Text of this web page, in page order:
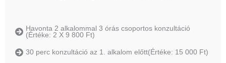
Havonta 2 alkalommal 3 órás csoportos konzultáció
(Értéke: 2 X 9 800 Ft)
30 perc konzultáció az 1. alkalom előtt(Értéke: 15 000 Ft)